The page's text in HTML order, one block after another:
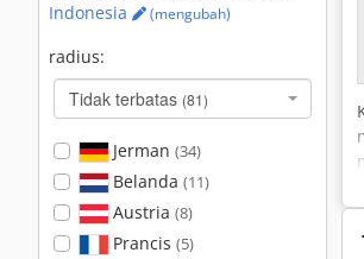
Indonesia
(mengubah)
radius:
Tidak terbatas (81)
Jerman (34)
Belanda (11)
Austria (8)
Prancis (5)